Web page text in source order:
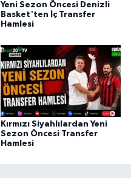
Yeni Sezon Öncesi Denizli
Basket'ten İç Transfer
Hamlesi
Kırmızı Siyahlılardan Yeni
Sezon Öncesi Transfer
Hamlesi